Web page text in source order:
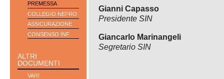
PREMESSA
COLLEGIO NEFRO
ASSICURAZIONE
CONSENSO INF.
ALTRI
DOCUMENTI
VARI
Gianni Capasso
Presidente SIN
Giancarlo Marinangeli
Segretario SIN